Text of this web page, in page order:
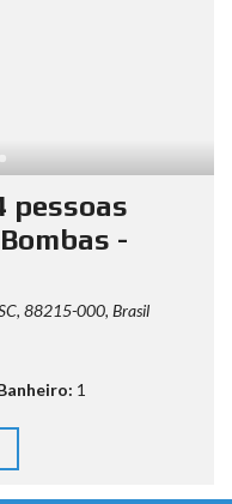
pessoas
-
88215-000, Brasil
1